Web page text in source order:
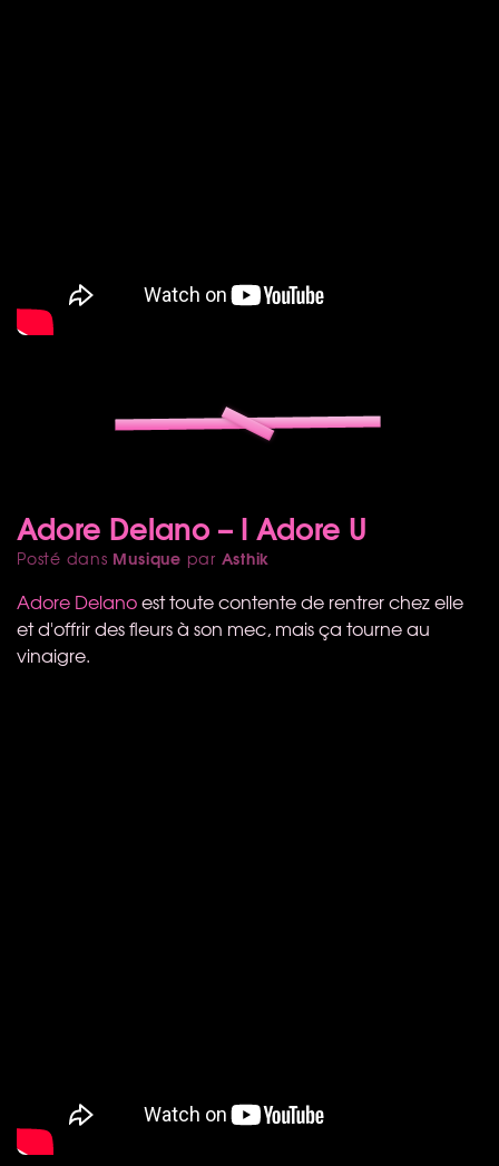
Adore Delano – I Adore U
Posté dans Musique par Asthik
Adore Delanoest toute contente de rentrer chez elle
et d'offrir des fleurs à son mec, mais ça tourne au
vinaigre.